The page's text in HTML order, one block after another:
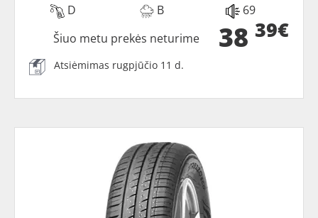
D
B 69
38 39€
Šiuo metu prekės neturime
Atsiėmimas rugpjūčio 11 d.